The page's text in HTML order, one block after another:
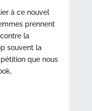
à ce nouvel
prennent
la
souvent la
que nous